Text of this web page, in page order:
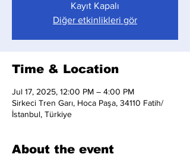
Kayıt Kapalı
Diğer etkinlikleri gör
Time & Location
Jul 17, 2025, 12:00 PM – 4:00 PM
Sirkeci Tren Garı, Hoca Paşa, 34110 Fatih/
İstanbul, Türkiye
About the event